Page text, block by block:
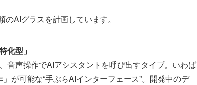
AIグラスを計画しています。
化型」
音声操作でAIアシスタントを呼び出すタイプ。いわば
が可能な“手ぶらAIインターフェース”。開発中のデ